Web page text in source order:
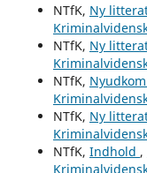
NTfK, Ny
NTfK, Ny
NTfK,
NTfK, Ny
NTfK, Indhold ,